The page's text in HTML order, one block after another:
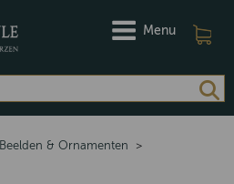
Menu
Beelden & Ornamenten
>